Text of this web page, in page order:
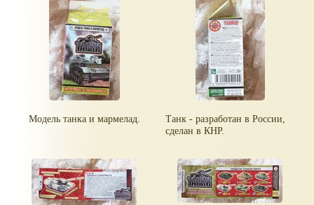
Модель танка и мармелад.
Танк - разработан в России,
сделан в КНР.